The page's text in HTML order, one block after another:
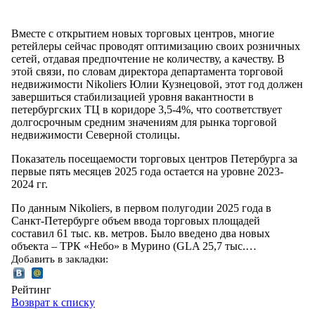
Вместе с открытием новых торговых центров, многие
ретейлеры сейчас проводят оптимизацию своих розничных
сетей, отдавая предпочтение не количеству, а качеству. В
этой связи, по словам директора департамента торговой
недвижимости Nikoliers Юлии Кузнецовой, этот год должен
завершиться стабилизацией уровня вакантности в
петербургских ТЦ в коридоре 3,5-4%, что соответствует
долгосрочным средним значениям для рынка торговой
недвижимости Северной столицы.
Показатель посещаемости торговых центров Петербурга за
первые пять месяцев 2025 года остается на уровне 2023-
2024 гг.
По данным Nikoliers, в первом полугодии 2025 года в
Санкт-Петербурге объем ввода торговых площадей
составил 61 тыс. кв. метров. Было введено два новых
объекта – ТРК «Небо» в Мурино (GLA 25,7 тыс.…
Добавить в закладки:
Рейтинг
Возврат к списку